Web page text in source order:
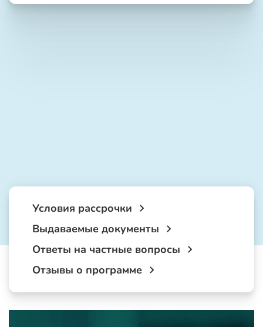
Условия рассрочки
Выдаваемые документы
Ответы на частные вопросы
Отзывы о программе